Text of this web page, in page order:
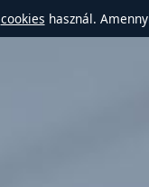
cookies használ.